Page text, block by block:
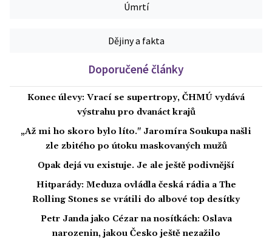
Úmrtí
Dějiny a fakta
Doporučené články
Konec úlevy: Vrací se supertropy, ČHMÚ vydává
výstrahu pro dvanáct krajů
„Až mi ho skoro bylo líto." Jaromíra Soukupa našli
zle zbitého po útoku maskovaných mužů
Opak dejá vu existuje. Je ale ještě podivnější
Hitparády: Meduza ovládla česká rádia a The
Rolling Stones se vrátili do albové top desítky
Petr Janda jako Cézar na nosítkách: Oslava
narozenin, jakou Česko ještě nezažilo